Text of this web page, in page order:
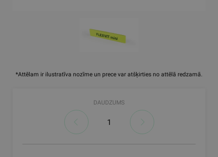
*Attēlam ir ilustratīva nozīme un prece var atšķirties no attēlā redzamā.
DAUDZUMS